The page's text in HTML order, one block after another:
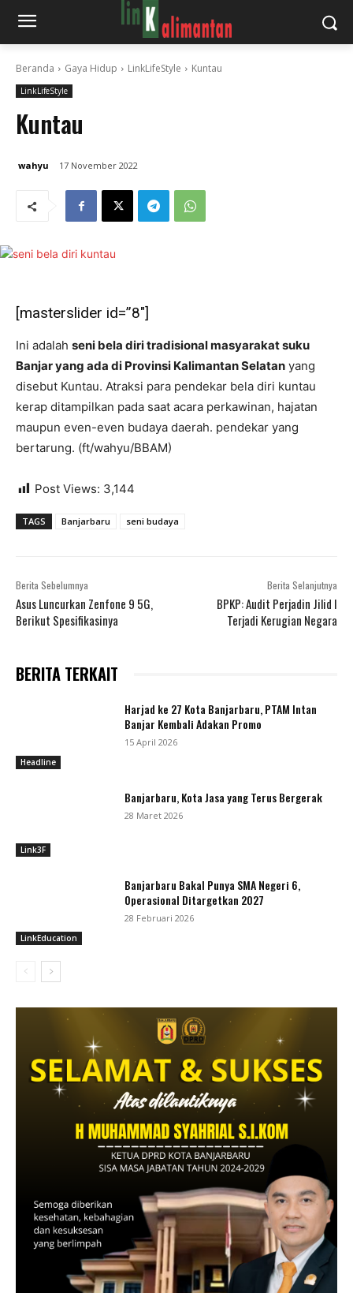
Beranda Gaya Hidup LinkLifeStyle Kuntau
LinkLifeStyle
Kuntau
wahyu 17 November 2022
[masterslider id=”8″]
Ini adalah seni bela diri tradisional masyarakat suku
Banjar yang ada di Provinsi Kalimantan Selatan yang
disebut Kuntau. Atraksi para pendekar bela diri kuntau
kerap ditampilkan pada saat acara perkawinan, hajatan
maupun even-even budaya daerah. pendekar yang
bertarung. (ft/wahyu/BBAM)
Post Views: 3,144
TAGS Banjarbaru seni budaya
Berita Sebelumnya
Asus Luncurkan Zenfone 9 5G,
Berikut Spesifikasinya
Berita Selanjutnya
BPKP: Audit Perjadin Jilid I
Terjadi Kerugian Negara
BERITA TERKAIT
Headline
Harjad ke 27 Kota Banjarbaru, PTAM Intan
Banjar Kembali Adakan Promo
15 April 2026
Link3F
Banjarbaru, Kota Jasa yang Terus Bergerak
28 Maret 2026
LinkEducation
Banjarbaru Bakal Punya SMA Negeri 6,
Operasional Ditargetkan 2027
28 Februari 2026